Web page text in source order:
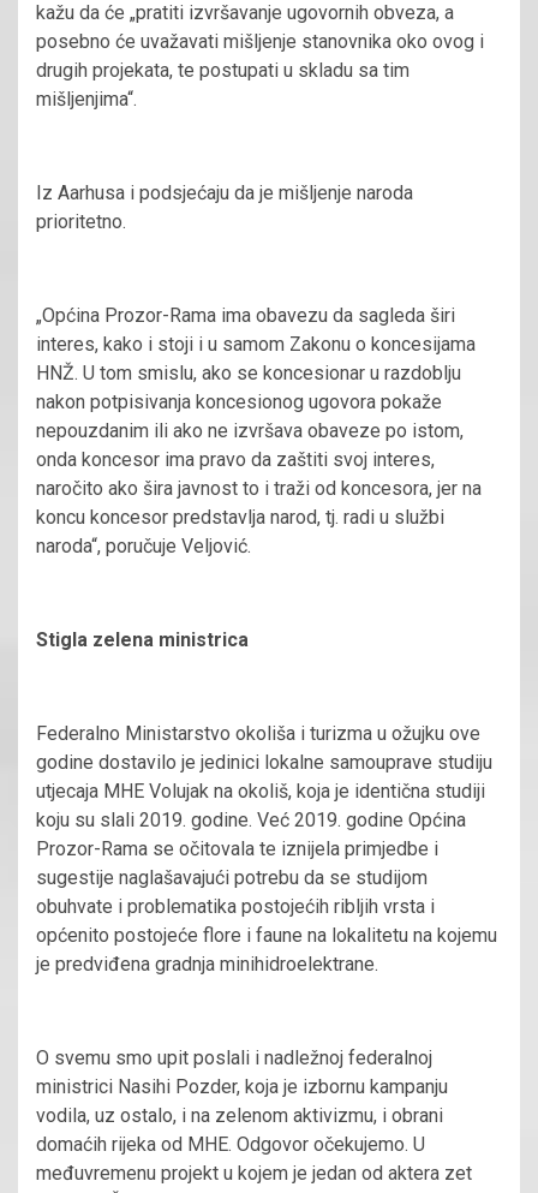
kažu da će „pratiti izvršavanje ugovornih obveza, a
posebno će uvažavati mišljenje stanovnika oko ovog i
drugih projekata, te postupati u skladu sa tim
mišljenjima“.
Iz Aarhusa i podsjećaju da je mišljenje naroda
prioritetno.
„Općina Prozor-Rama ima obavezu da sagleda širi
interes, kako i stoji i u samom Zakonu o koncesijama
HNŽ. U tom smislu, ako se koncesionar u razdoblju
nakon potpisivanja koncesionog ugovora pokaže
nepouzdanim ili ako ne izvršava obaveze po istom,
onda koncesor ima pravo da zaštiti svoj interes,
naročito ako šira javnost to i traži od koncesora, jer na
koncu koncesor predstavlja narod, tj. radi u službi
naroda“, poručuje Veljović.
Stigla zelena ministrica
Federalno Ministarstvo okoliša i turizma u ožujku ove
godine dostavilo je jedinici lokalne samouprave studiju
utjecaja MHE Volujak na okoliš, koja je identična studiji
koju su slali 2019. godine. Već 2019. godine Općina
Prozor-Rama se očitovala te iznijela primjedbe i
sugestije naglašavajući potrebu da se studijom
obuhvate i problematika postojećih ribljih vrsta i
općenito postojeće flore i faune na lokalitetu na kojemu
je predviđena gradnja minihidroelektrane.
O svemu smo upit poslali i nadležnoj federalnoj
ministrici Nasihi Pozder, koja je izbornu kampanju
vodila, uz ostalo, i na zelenom aktivizmu, i obrani
domaćih rijeka od MHE. Odgovor očekujemo. U
međuvremenu projekt u kojem je jedan od aktera zet